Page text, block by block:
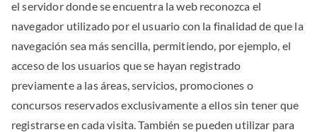
el servidor donde se encuentra la web reconozca el
navegador utilizado por el usuario con la finalidad de que la
navegación sea más sencilla, permitiendo, por ejemplo, el
acceso de los usuarios que se hayan registrado
previamente a las áreas, servicios, promociones o
concursos reservados exclusivamente a ellos sin tener que
registrarse en cada visita. También se pueden utilizar para